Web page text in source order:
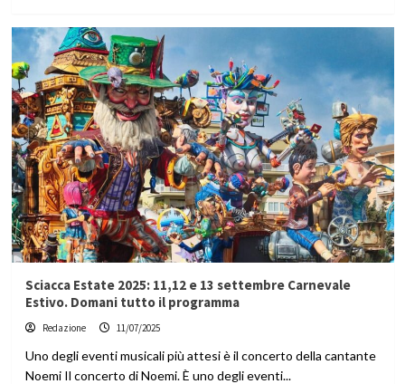
Sciacca Estate 2025: 11,12 e 13 settembre Carnevale
Estivo. Domani tutto il programma
Redazione 11/07/2025
Uno degli eventi musicali più attesi è il concerto della cantante
Noemi Il concerto di Noemi. È uno degli eventi...